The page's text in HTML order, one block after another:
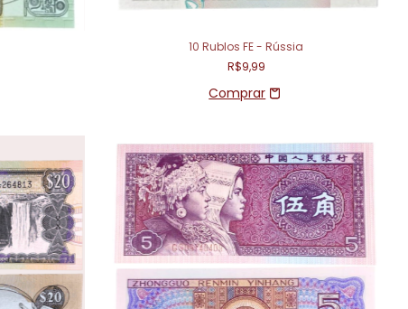
10 Rublos FE - Rússia
R$9,99